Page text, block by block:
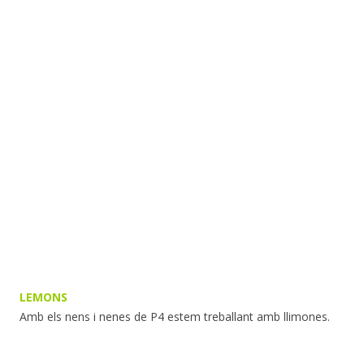
LEMONS
Amb els nens i nenes de P4 estem treballant amb llimones.